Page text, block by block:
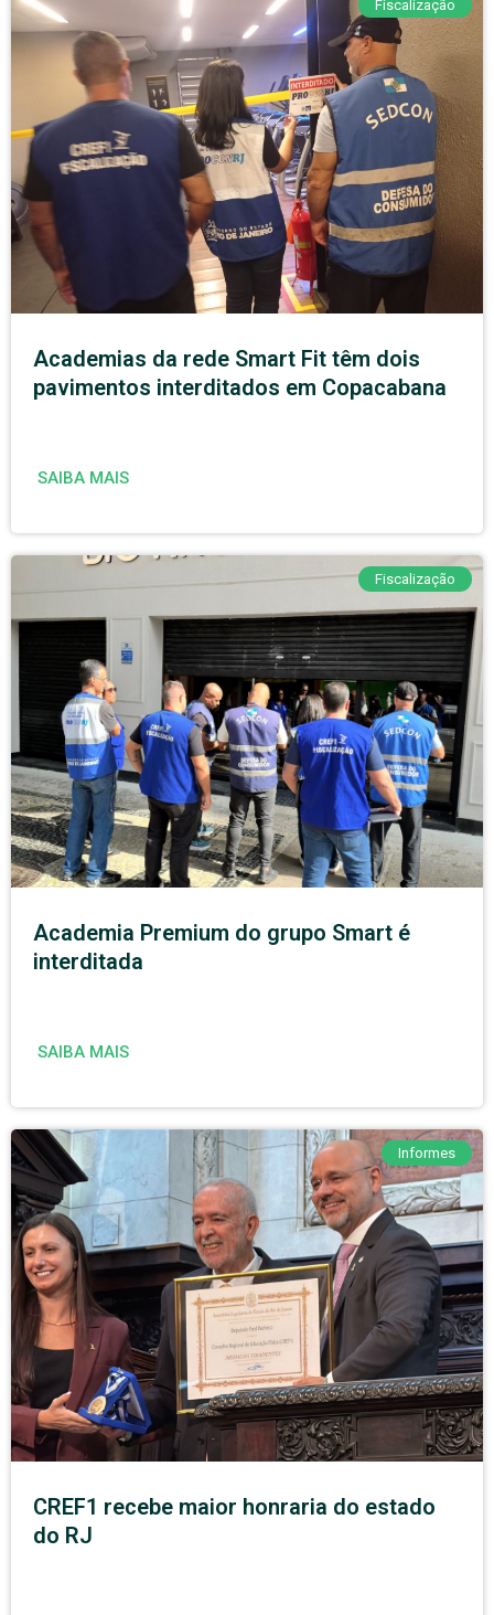
Fiscalização
Academias da rede Smart Fit têm dois
pavimentos interditados em Copacabana
SAIBA MAIS
Fiscalização
Academia Premium do grupo Smart é
interditada
SAIBA MAIS
Informes
CREF1 recebe maior honraria do estado
do RJ